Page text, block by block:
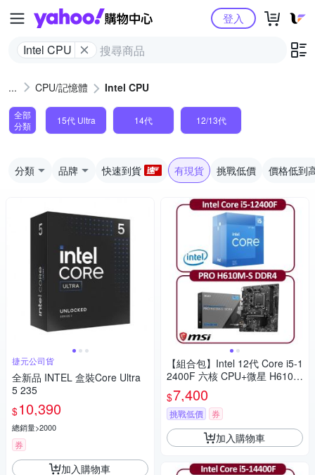
Yahoo購物中心
Intel CPU
登入
CPU/記憶體 Intel CPU
全部
分類
15代 Ultra 14代 12/13代
分類 品牌 快速到貨 有現貨 挑戰低價 價格低到
捷元公司貨
全新品 INTEL 盒裝Core Ultra
5 235
$10,390
總銷量>2000
券
加入購物車
【組合包】Intel 12代 Core i5-1
2400F 六核 CPU+微星 H610M
-S DDR4 主機板
$7,400
挑戰低價 券
加入購物車